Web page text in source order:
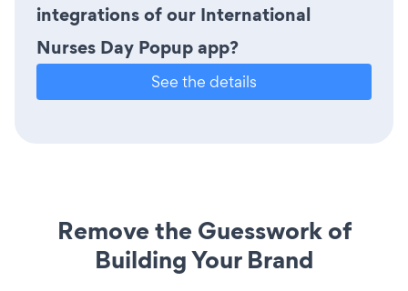
integrations of our International
Nurses Day Popup app?
See the details
Remove the Guesswork of
Building Your Brand